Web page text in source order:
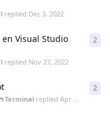
replied Dec 3, 2022
Visual Studio
replied Nov 27, 2022
2
Terminal repliedApr 22, 2020
2